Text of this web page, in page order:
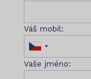
Váš mobil:
Vaše jméno: